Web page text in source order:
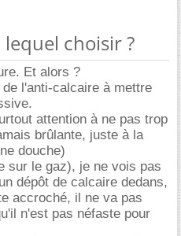
lequel choisir ?
Et alors ?
l'anti-calcaire à mettre
attention à ne pas trop
brûlante, juste à la
douche)
sur le gaz), je ne vois pas
dépôt de calcaire dedans,
accroché, il ne va pas
n'est pas néfaste pour